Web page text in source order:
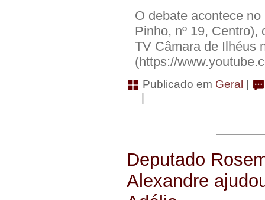
O debate acontece
Pinho, nº 19,
TV Câmara de Ilhéus
(https://
Publicado em Geral |
|
Deputado
Alexandre